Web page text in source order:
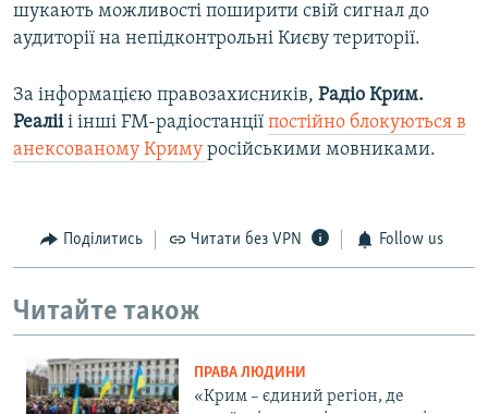
шукають можливості поширити свій сигнал до
аудиторії на непідконтрольні Києву території.
За інформацією правозахисників, Радіо Крим.
Реалііі інші FM-радіостанції постійно блокуються в
анексованому Криму російськими мовниками.
Поділитись Читати без VPN Follow us
Читайте також
ПРАВА ЛЮДИНИ
«Крим – єдиний регіон, де